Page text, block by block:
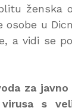
ženska
u
a vidi se
za
s